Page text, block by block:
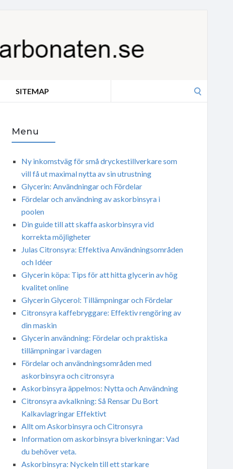
SITEMAP
Menu
Ny inkomstväg för små dryckestillverkare som
vill få ut maximal nytta av sin utrustning
Glycerin: Användningar och Fördelar
Fördelar och användning av askorbinsyra i
poolen
Din guide till att skaffa askorbinsyra vid
korrekta möjligheter
Julas Citronsyra: Effektiva Användningsområden
och Idéer
Glycerin köpa: Tips för att hitta glycerin av hög
kvalitet online
Glycerin Glycerol: Tillämpningar och Fördelar
Citronsyra kaffebryggare: Effektiv rengöring av
din maskin
Glycerin användning: Fördelar och praktiska
tillämpningar i vardagen
Fördelar och användningsområden med
askorbinsyra och citronsyra
Askorbinsyra äppelmos: Nytta och Användning
Citronsyra avkalkning: Så Rensar Du Bort
Kalkavlagringar Effektivt
Allt om Askorbinsyra och Citronsyra
Information om askorbinsyra biverkningar: Vad
du behöver veta.
Askorbinsyra: Nyckeln till ett starkare